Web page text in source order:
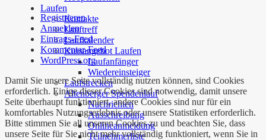
Laufen
Kontakte
Lauftreff
Laufkalender
Kursangebot Laufen
Laufanfänger
Wiedereinsteiger
Laufstrecken
Altenberger Spendenlauf
Nachrichten
Ausschreibung
Onlineanmeldung
Teilnehmerliste
Registrieren
Anmelden
Eintrags-Feed
Kommentar-Feed
WordPress.org
Damit Sie unsere Seite vollständig nutzen können, sind Cookies
erforderlich. Einige dieser Cookies sind notwendig, damit unsere
Seite überhaupt funktioniert, andere Cookies sind nur für ein
komfortables Nutzungserlebnis oder unsere Statistiken erforderlich.
Bitte stimmen Sie all unseren Cookies zu und beachten Sie, dass
unsere Seite für Sie nicht mehr vollständig funktioniert, wenn Sie in